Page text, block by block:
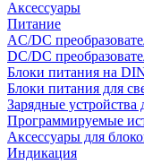
Аксессуары
Питание
AC/DC
DC/DC
Блоки питания на
Блоки питания для
Зарядные устройства
Программируемые
Аксессуары для
Индикация